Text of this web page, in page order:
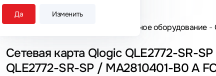
Да Изменить
Главная Серверное оборудование
Сетевая карта Qlogic QLE2772-SR-
QLE2772-SR-SP / MA2810401-В0 А